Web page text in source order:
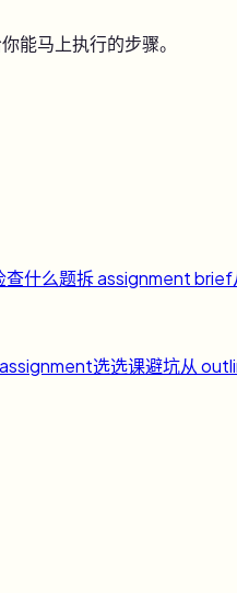
能马上执行的步骤。
查什么题拆 assignment brief
选选课避坑从